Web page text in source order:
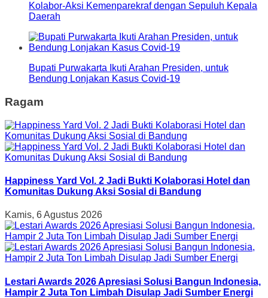
Kolabor-Aksi Kemenparekraf dengan Sepuluh Kepala
Daerah
Bupati Purwakarta Ikuti Arahan Presiden, untuk
Bendung Lonjakan Kasus Covid-19
Ragam
Happiness Yard Vol. 2 Jadi Bukti Kolaborasi Hotel dan
Komunitas Dukung Aksi Sosial di Bandung
Kamis, 6 Agustus 2026
Lestari Awards 2026 Apresiasi Solusi Bangun Indonesia,
Hampir 2 Juta Ton Limbah Disulap Jadi Sumber Energi